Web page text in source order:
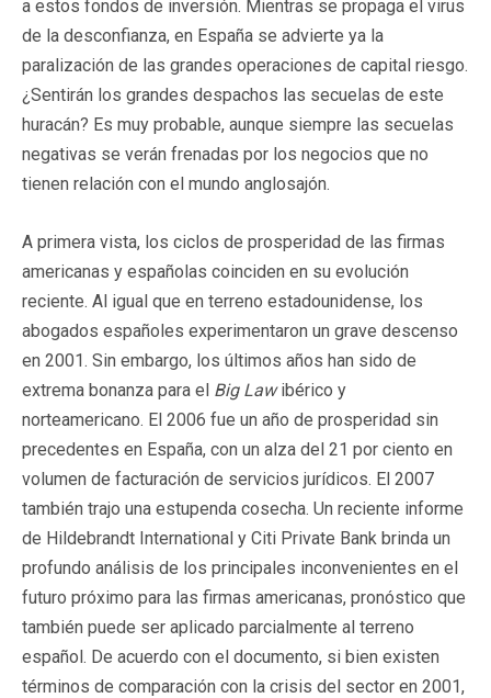
a estos fondos de inversión. Mientras se propaga el virus
de la desconfianza, en España se advierte ya la
paralización de las grandes operaciones de capital riesgo.
¿Sentirán los grandes despachos las secuelas de este
huracán? Es muy probable, aunque siempre las secuelas
negativas se verán frenadas por los negocios que no
tienen relación con el mundo anglosajón.
A primera vista, los ciclos de prosperidad de las firmas
americanas y españolas coinciden en su evolución
reciente. Al igual que en terreno estadounidense, los
abogados españoles experimentaron un grave descenso
en 2001. Sin embargo, los últimos años han sido de
extrema bonanza para el Big Lawibérico y
norteamericano. El 2006 fue un año de prosperidad sin
precedentes en España, con un alza del 21 por ciento en
volumen de facturación de servicios jurídicos. El 2007
también trajo una estupenda cosecha. Un reciente informe
de Hildebrandt International y Citi Private Bank brinda un
profundo análisis de los principales inconvenientes en el
futuro próximo para las firmas americanas, pronóstico que
también puede ser aplicado parcialmente al terreno
español. De acuerdo con el documento, si bien existen
términos de comparación con la crisis del sector en 2001,